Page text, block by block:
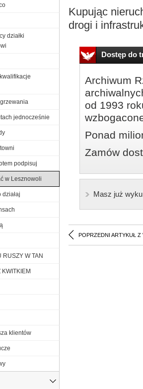
Kupując
drogi i
Dostęp do
Archiwum
od 1993
Ponad
Zamów
Masz już
POPRZEDNI ARTYKUŁ Z
działki
jednocześnie
podpisuj
w Lesznowoli
działaj
RUSZY W TAN
klientów